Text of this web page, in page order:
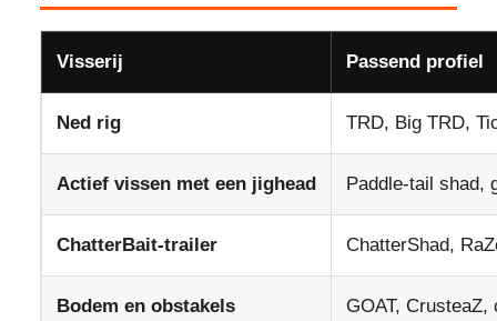
Visserij Passend profiel
Ned rig TRD, Big TRD,
Actief vissen met een jighead Paddle-tail shad,
ChatterBait-trailer ChatterShad,
Bodem en obstakels GOAT,